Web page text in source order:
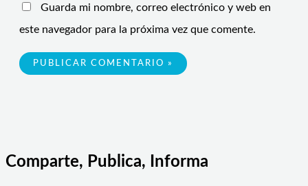
Guarda mi nombre, correo electrónico y web en
este navegador para la próxima vez que comente.
Comparte, Publica, Informa